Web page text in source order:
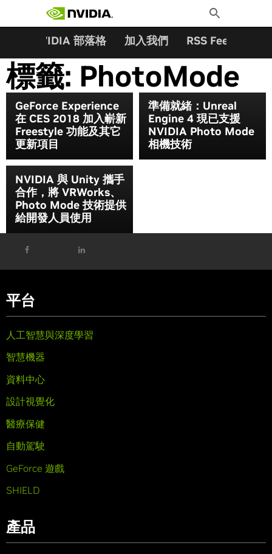
Toggle
Search
NVIDIA 部落格 加入我們 RSS Feeds
標籤: PhotoMode
GeForce Experience
在 CES 2018 加入嶄新
Freestyle 功能及其它
更新項目
準備就緒：Unreal
Engine 4 現已支援
NVIDIA Photo Mode
相機技術
NVIDIA 與 Unity 攜手
合作，將 VRWorks、
Photo Mode 技術提供
給開發人員使用
平台
人工智慧與深度學習
智慧機器
資料中心
設計視覺化
醫療保健
自動駕駛
GeForce 遊戲
SHIELD
產品